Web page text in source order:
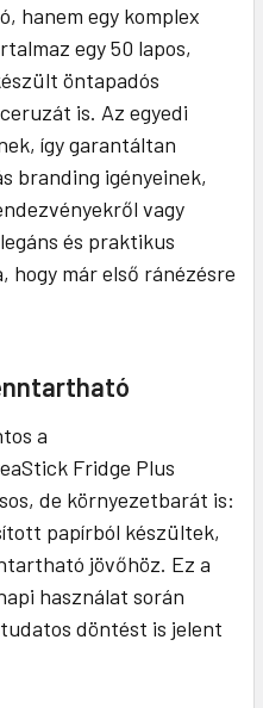
hanem egy komplex
egy 50 lapos,
öntapadós
is. Az egyedi
így garantáltan
branding igényeinek,
vagy
és praktikus
hogy már első ránézésre
a
Fridge Plus
de környezetbarát is:
papírból készültek,
jövőhöz. Ez a
használat során
döntést is jelent